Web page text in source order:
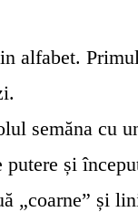
alfabet.
semăna cu
putere și
„coarne” și